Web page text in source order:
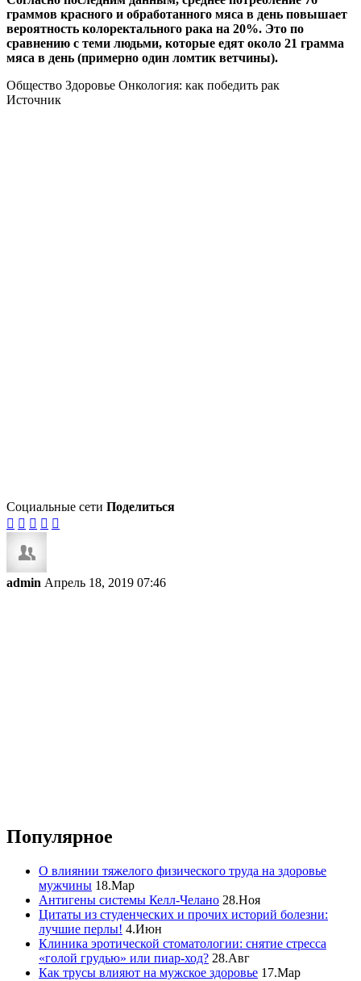
граммов красного и обработанного мяса в день повышает
вероятность колоректального рака на 20%. Это по
сравнению с теми людьми, которые едят около 21 грамма
мяса в день (примерно один ломтик ветчины).
Общество Здоровье Онкология: как победить рак
Источник
Социальные сети Поделиться
    
admin Апрель 18, 2019 07:46
Популярное
О влиянии тяжелого физического труда на здоровье
мужчины 18.Мар
Антигены системы Келл-Челано 28.Ноя
Цитаты из студенческих и прочих историй болезни:
лучшие перлы! 4.Июн
Клиника эротической стоматологии: снятие стресса
«голой грудью» или пиар-ход? 28.Авг
Как трусы влияют на мужское здоровье 17.Мар